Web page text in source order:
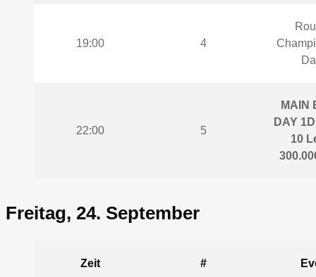
19:00 4
22:00 5
MAIN
DAY
10
Freitag, 24. September
Zeit #